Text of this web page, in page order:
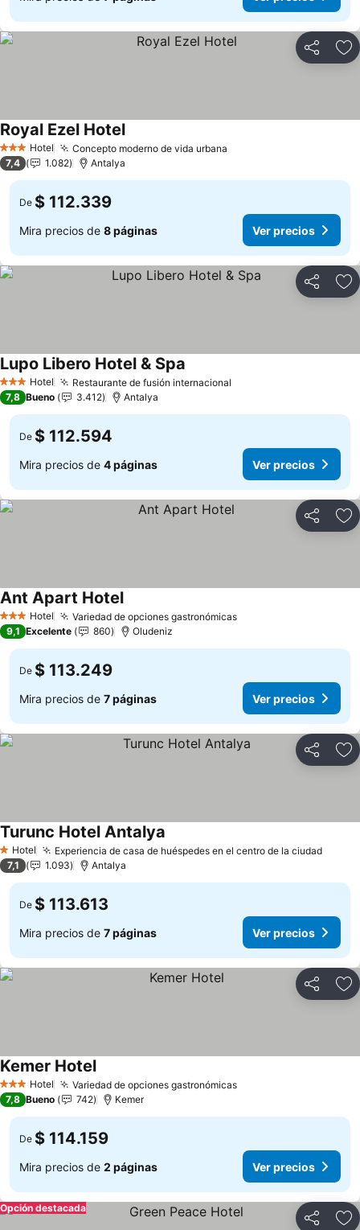
Compartir
3 Estrellas
Hotel Concepto moderno de vida urbana
Royal Ezel Hotel
7,4 1.082 Antalya
De $ 112.339
Mira precios de 8 páginas Ver precios
Compartir
3 Estrellas
Hotel Restaurante de fusión internacional
Lupo Libero Hotel & Spa
7,8 Bueno 3.412 Antalya
De $ 112.594
Mira precios de 4 páginas Ver precios
Compartir
3 Estrellas
Hotel Variedad de opciones gastronómicas
Ant Apart Hotel
9,1 Excelente 860 Oludeniz
De $ 113.249
Mira precios de 7 páginas Ver precios
Compartir
1 Estrellas
Hotel Experiencia de casa de huéspedes en el centro de la ciudad
Turunc Hotel Antalya
7,1 1.093 Antalya
De $ 113.613
Mira precios de 7 páginas Ver precios
Compartir
3 Estrellas
Hotel Variedad de opciones gastronómicas
Kemer Hotel
7,8 Bueno 742 Kemer
De $ 114.159
Mira precios de 2 páginas Ver precios
Compartir
Opción destacada